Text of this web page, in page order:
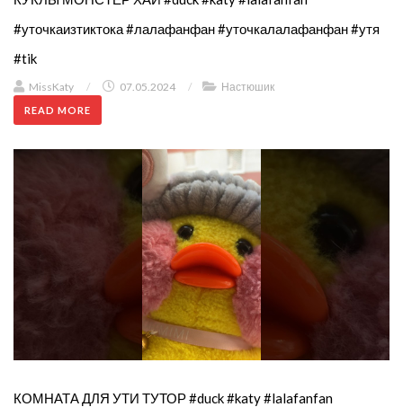
#уточкаизтиктока #лалафанфан #уточкалалафанфан #утя
#tik
MissKaty / 07.05.2024 / Настюшик
READ MORE
КОМНАТА ДЛЯ УТИ ТУТОР #duck #katy #lalafanfan